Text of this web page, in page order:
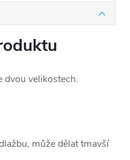
dvou velikostech.
může dělat tmavší